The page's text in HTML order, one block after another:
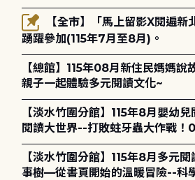
報名
踴躍參加(115年7月至8月)。
【總館】115年08月新住民媽媽說
親子一起體驗多元閱讀文化~
【淡水竹圍分館】115年8月嬰幼
閱讀大世界--打敗蛀牙蟲大作戰！
護全攻略》
【淡水竹圍分館】115年8月多元
事樹—從書頁開始的溫暖冒險--科